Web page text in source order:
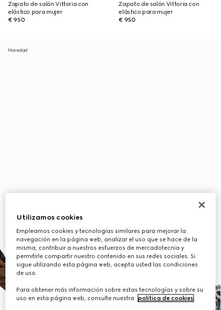
Zapato de salón Vittoria con
elástico para mujer
€ 950
Zapato de salón Vittoria con
elástico para mujer
€ 950
Novedad
Utilizamos cookies
Empleamos cookies y tecnologías similares para mejorar la
navegación en la página web, analizar el uso que se hace de la
misma, contribuir a nuestros esfuerzos de mercadotecnia y
permitirle compartir nuestro contenido en sus redes sociales. Si
sigue utilizando esta página web, acepta usted las condiciones
de uso.
Para obtener más información sobre estas tecnologías y sobre su
uso en esta página web, consulte nuestra
política de cookies.